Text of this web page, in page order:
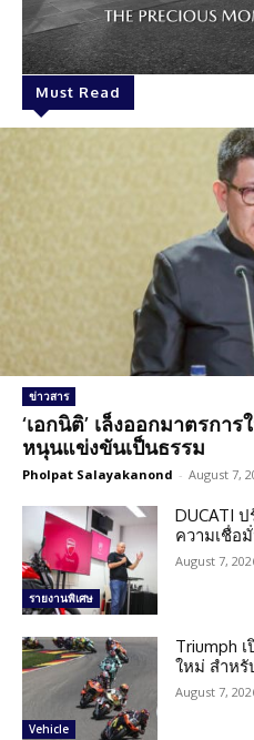
Must Read
ข่าวสาร
‘เอกนิติ’ เล็งออกมาตรก
หนุนแข่งขันเป็นธรรม
Pholpat Salayakanond - August 7,
รายงานพิเศษ
DUCATI
ความเชื่อ
August 7,
Vehicle
Triumph
ใหม่ สำหรั
August 7,